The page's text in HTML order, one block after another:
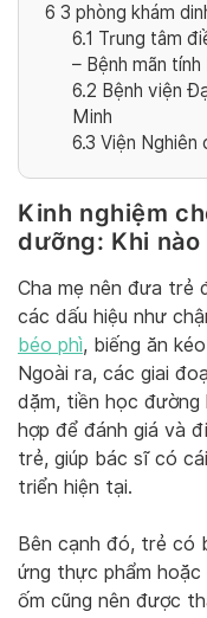
6 3 phòng khám
6.1 Trung tâm
– Bệnh mãn tính
6.2 Bệnh viện
Minh
6.3 Viện Nghiên
Kinh nghiệm
dưỡng: Khi
Cha mẹ nên đưa trẻ
các dấu hiệu như
béo phì, biếng ăn
Ngoài ra, các giai
dặm, tiền học đường
hợp để đánh giá và
trẻ, giúp bác sĩ có
triển hiện tại.
Bên cạnh đó, trẻ có
ứng thực phẩm hoặc
ốm cũng nên được